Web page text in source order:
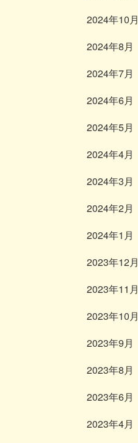
2024年10月
2024年8月
2024年7月
2024年6月
2024年5月
2024年4月
2024年3月
2024年2月
2024年1月
2023年12月
2023年11月
2023年10月
2023年9月
2023年8月
2023年6月
2023年4月